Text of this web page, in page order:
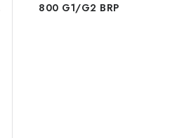
800 G1/G2 BRP